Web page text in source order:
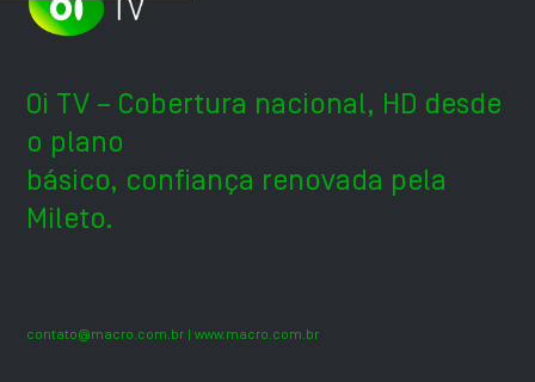
Oi TV – Cobertura nacional, HD desde
o plano
básico, confiança renovada pela
Mileto.
contato@macro.com.br | www.macro.com.br